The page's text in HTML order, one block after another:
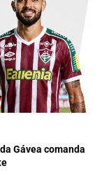
Gávea comanda